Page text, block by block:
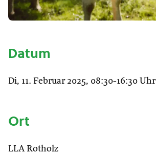
Datum
Di, 11. Februar 2025, 08:30-16:30 Uhr
Ort
LLA Rotholz